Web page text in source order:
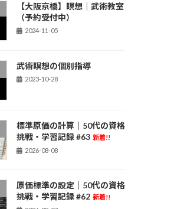
【大阪京橋】瞑想｜武術教室
（予約受付中）
2024-11-05
武術瞑想の個別指導
2023-10-28
標準原価の計算｜50代の資格
挑戦・学習記録 #63 新着!!
2026-08-08
原価標準の設定｜50代の資格
挑戦・学習記録 #62 新着!!